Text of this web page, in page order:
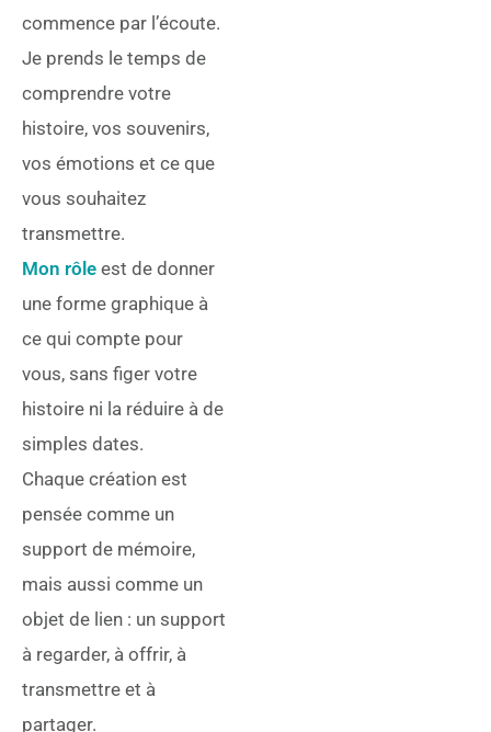
commence par l’écoute.
Je prends le temps de
comprendre votre
histoire, vos souvenirs,
vos émotions et ce que
vous souhaitez
transmettre.
Mon rôle est de donner
une forme graphique à
ce qui compte pour
vous, sans figer votre
histoire ni la réduire à de
simples dates.
Chaque création est
pensée comme un
support de mémoire,
mais aussi comme un
objet de lien : un support
à regarder, à offrir, à
transmettre et à
partager.